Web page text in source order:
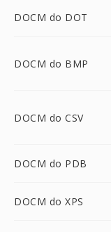
DOCM do DOT
DOCM do BMP
DOCM do CSV
DOCM do PDB
DOCM do XPS